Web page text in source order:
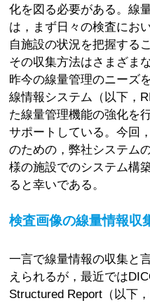
化を図る必要がある。線
は，まず日々の検査にお
自施設の状況を把握する
その収集方法はさまざま
昨今の線量管理のニーズ
線情報システム（以下，
た線量管理機能の強化を
サポートしている。今回
のための，弊社システム
様の施設でのシステム構
ると幸いである。
検査画像の線量情報収
一言で線量情報の収集と
えられるが，最近では
Structured Report（以下